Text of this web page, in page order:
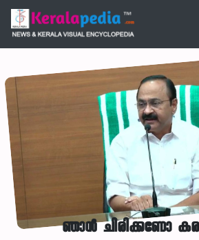
ഞാൻ ചിരിക്കണോ